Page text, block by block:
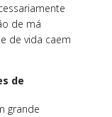
de má
de vida caem
de
grande